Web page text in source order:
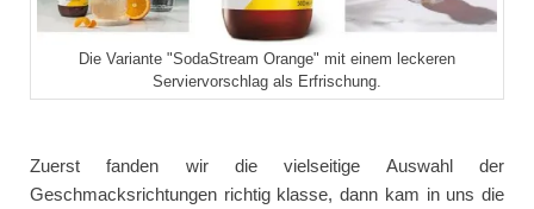
Die Variante "SodaStream Orange" mit einem leckeren
Serviervorschlag als Erfrischung.
Zuerst fanden wir die vielseitige Auswahl der
Geschmacksrichtungen richtig klasse, dann kam in uns die